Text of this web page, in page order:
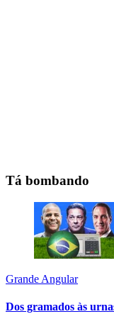
Tá bombando
Grande Angular
Dos gramados às